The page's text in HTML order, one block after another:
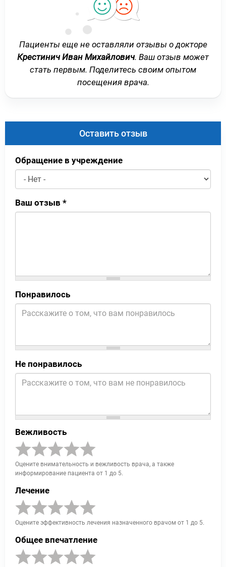
Пациенты еще не оставляли отзывы о докторе
Крестинич Иван Михайлович. Ваш отзыв может
стать первым. Поделитесь своим опытом
посещения врача.
Оставить отзыв
Обращение в учреждение
Ваш отзыв *
Понравилось
Не понравилось
Вежливость
Оцените внимательность и вежливость врача, а также
информирование пациента от 1 до 5.
Лечение
Оцените эффективность лечения назначенного врачом от 1 до 5.
Общее впечатление